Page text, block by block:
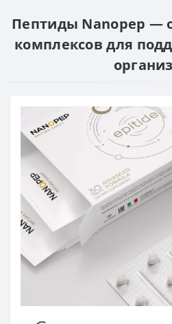
Пептиды Nanopep —
комплексов для